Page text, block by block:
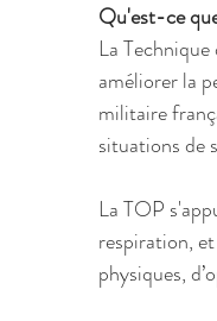
Qu'est-ce
La
améliorer la
militaire
situations de
La TOP
respiration,
physiques,